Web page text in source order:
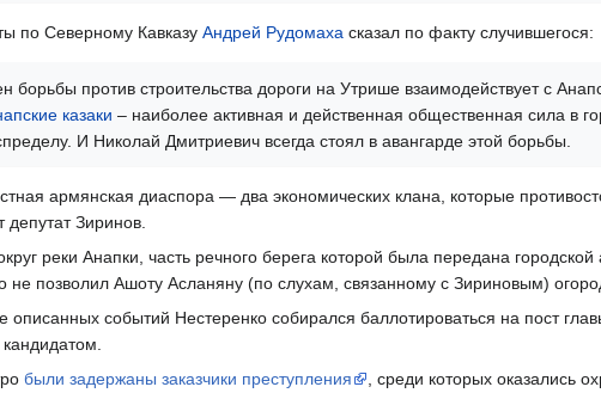
по Северному Кавказу Андрей Рудомаха сказал по факту случившегося:
борьбы против строительства дороги на Утрише взаимодействует с
казаки – наиболее активная и действенная общественная сила в
И Николай Дмитриевич всегда стоял в авангарде этой борьбы.
армянская диаспора — два экономических клана, которые
депутат Зиринов.
реки Анапки, часть речного берега которой была передана
не позволил Ашоту Асланяну (по слухам, связанному с Зириновым)
описанных событий Нестеренко собирался баллотироваться на пост
были задержаны заказчики преступления , среди которых оказались